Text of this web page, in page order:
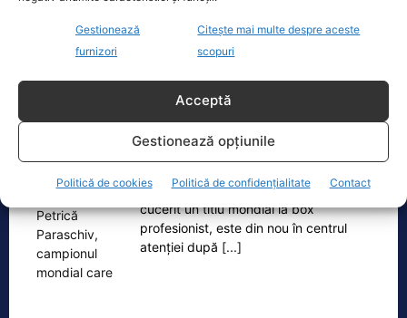
Gestionează
furnizori
Citește mai multe despre aceste
scopuri
Acceptă
Gestionează opțiunile
Politică de cookies Politică de confidențialitate Contact
Cine este Petrică Paraschiv, campionul mondial care
execută 11 ani de…
Petrică Paraschiv, primul român care a
cucerit un titlu mondial la box
profesionist, este din nou în centrul
atenției după [...]